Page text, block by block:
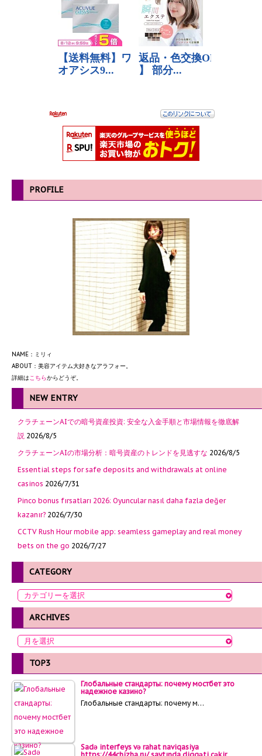
PROFILE
NAME：ミリィ
ABOUT：美容アイテム大好きなアラフォー。
詳細はこちらからどうぞ。
NEW ENTRY
クラチェーンAIでの暗号資産投資: 安全な入金手順と市場情報を徹底解
説 2026/8/5
クラチェーンAIの市場分析：暗号資産のトレンドを見逃すな 2026/8/5
Essential steps for safe deposits and withdrawals at online
casinos 2026/7/31
Pinco bonus fırsatları 2026: Oyuncular nasıl daha fazla değer
kazanır? 2026/7/30
CCTV Rush Hour mobile app: seamless gameplay and real money
bets on the go 2026/7/27
CATEGORY
ARCHIVES
TOP3
Глобальные стандарты: почему мостбет это
надежное казино?
Глобальные стандарты: почему м…
Sadə interfeys və rahat naviqasiya